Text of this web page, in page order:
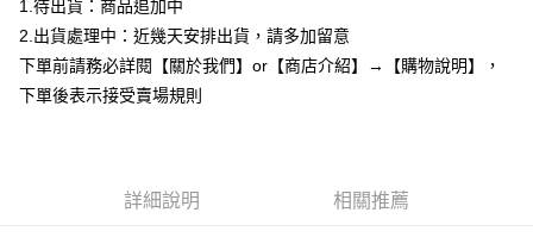
３．安心：先確認商品／服務後，再付款。
１．於結帳方式選擇「AFTEE先享後付」後，將跳轉至「AFTEE先享後付」
結帳頁面，進行簡訊認證並確認金額後，即可完成結帳。
購買商品的店家。未經商家同意取消之訂單仍視為有效，需透過AFTEE先享
全家付款取貨
每筆NT$85，滿NT$799(含以上)免運費
付款後全家取貨
每筆NT$85，滿NT$799(含以上)免運費
1.待出貨：商品追加中
2.出貨處理中：近幾天安排出貨，請多加留意
下單前請務必詳閱【關於我們】or【商店介紹】→【購物說明】，
下單後表示接受賣場規則
詳細說明 相關推薦